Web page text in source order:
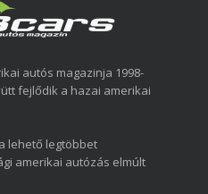
autós magazinja 1998-
fejlődik a hazai amerikai
lehető legtöbbet
amerikai autózás elmúlt